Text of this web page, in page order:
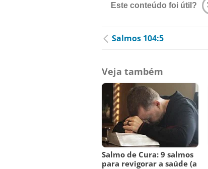
Este conteúdo foi útil?
Salmos 104:5
Veja também
Salmo de Cura: 9 salmos
para revigorar a saúde (a